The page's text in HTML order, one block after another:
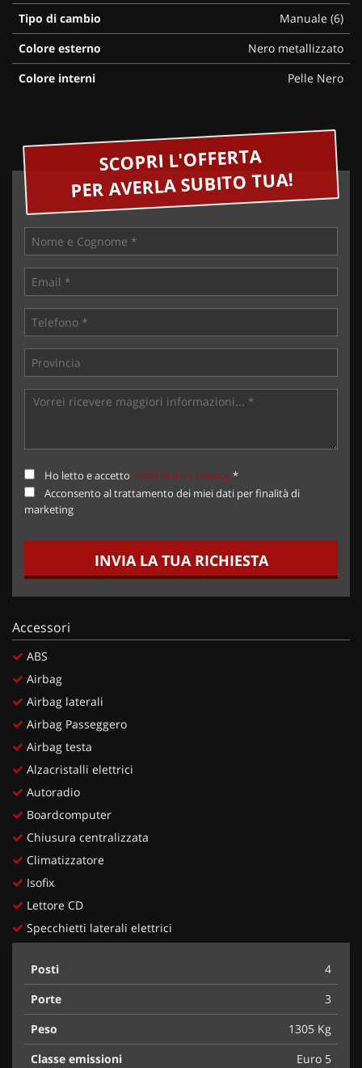
Tipo di cambio
Manuale (6)
Colore esterno
Nero metallizzato
Colore interni
Pelle Nero
SCOPRI L'OFFERTA
PER AVERLA SUBITO TUA!
Ho letto e accetto l'informativa privacy*
Acconsento al trattamento dei miei dati per finalità di
marketing
INVIA LA TUA RICHIESTA
Accessori
ABS
Airbag
Airbag laterali
Airbag Passeggero
Airbag testa
Alzacristalli elettrici
Autoradio
Boardcomputer
Chiusura centralizzata
Climatizzatore
Isofix
Lettore CD
Specchietti laterali elettrici
Posti
4
Porte
3
Peso
1305 Kg
Classe emissioni
Euro 5